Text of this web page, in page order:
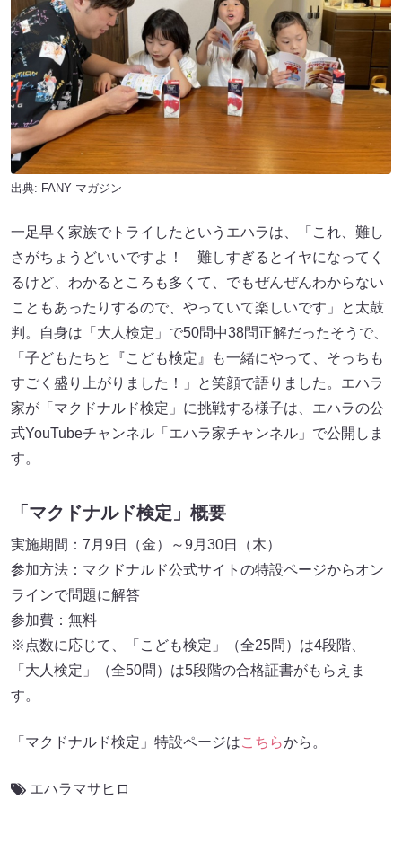
出典: FANY マガジン
一足早く家族でトライしたというエハラは、「これ、難し
さがちょうどいいですよ！ 難しすぎるとイヤになってく
るけど、わかるところも多くて、でもぜんぜんわからない
こともあったりするので、やっていて楽しいです」と太鼓
判。自身は「大人検定」で50問中38問正解だったそうで、
「子どもたちと『こども検定』も一緒にやって、そっちも
すごく盛り上がりました！」と笑顔で語りました。エハラ
家が「マクドナルド検定」に挑戦する様子は、エハラの公
式YouTubeチャンネル「エハラ家チャンネル」で公開しま
す。
「マクドナルド検定」概要
実施期間：7月9日（金）～9月30日（木）
参加方法：マクドナルド公式サイトの特設ページからオン
ラインで問題に解答
参加費：無料
※点数に応じて、「こども検定」（全25問）は4段階、
「大人検定」（全50問）は5段階の合格証書がもらえま
す。
「マクドナルド検定」特設ページはこちらから。
エハラマサヒロ